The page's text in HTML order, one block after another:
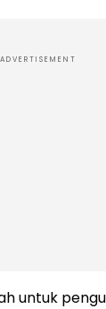
ADVERTISEMENT
untuk